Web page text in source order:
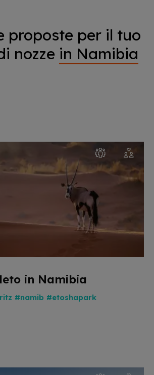
proposte per il tuo
nozze in Namibia
in Namibia
#namib #etoshapark